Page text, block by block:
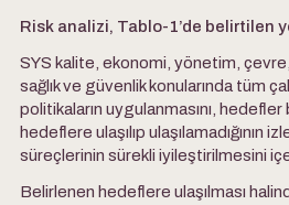
Risk analizi, Tablo-1’de belirtilen
SYS kalite, ekonomi, yönetim, çevre,
sağlık ve güvenlik konularında tüm
politikaların uygulanmasını,
hedeflere ulaşılıp ulaşılamadığının
süreçlerinin sürekli iyileştirilmesini
Belirlenen hedeflere ulaşılması